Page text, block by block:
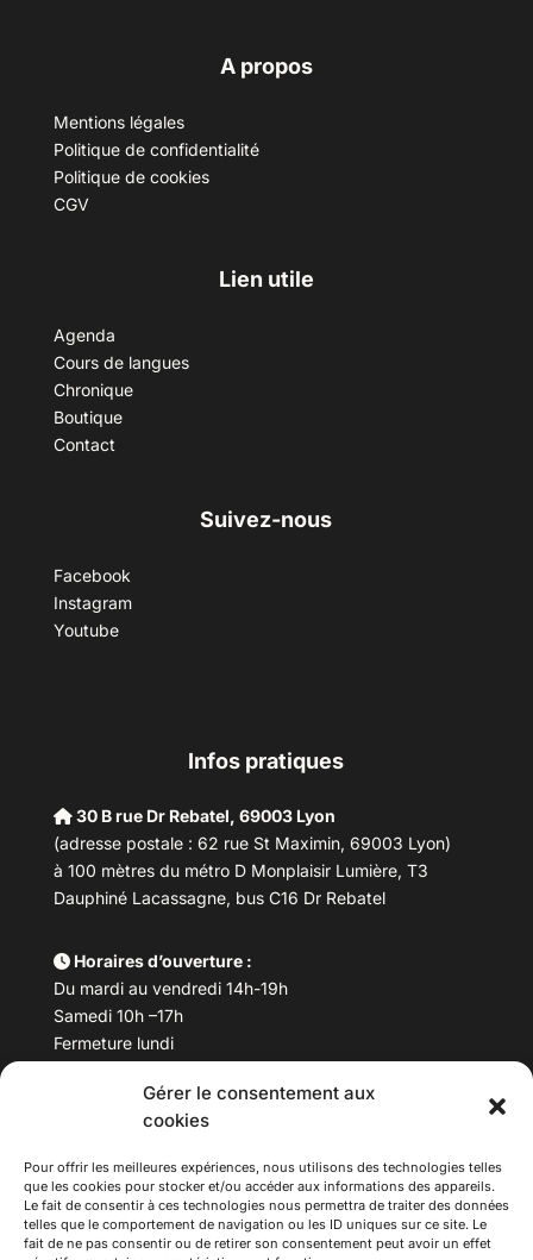
Gérer le consentement aux
cookies
Pour offrir les meilleures expériences, nous utilisons des technologies telles
que les cookies pour stocker et/ou accéder aux informations des appareils.
Le fait de consentir à ces technologies nous permettra de traiter des données
telles que le comportement de navigation ou les ID uniques sur ce site. Le
fait de ne pas consentir ou de retirer son consentement peut avoir un effet
A propos
Mentions légales
Politique de confidentialité
Politique de cookies
CGV
Lien utile
Agenda
Cours de langues
Chronique
Boutique
Contact
Suivez-nous
Facebook
Instagram
Youtube
Infos pratiques
30 B rue Dr Rebatel, 69003 Lyon
(adresse postale : 62 rue St Maximin, 69003 Lyon)
à 100 mètres du métro D Monplaisir Lumière, T3
Dauphiné Lacassagne, bus C16 Dr Rebatel
Horaires d’ouverture :
Du mardi au vendredi 14h-19h
Samedi 10h –17h
Fermeture lundi
Téléphone : 04 78 53 06 40
maisondesculturesasiatiques@asiexpo.com